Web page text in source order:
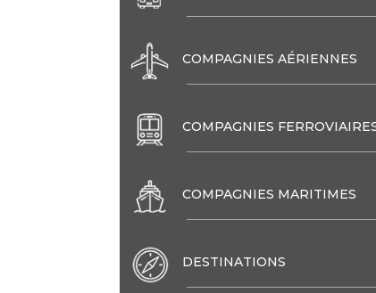
COMPAGNIES AÉRIENNES
COMPAGNIES
COMPAGNIES MARITIMES
DESTINATIONS